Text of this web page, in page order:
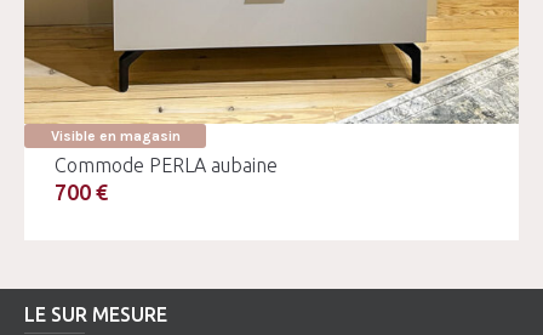
Visible en magasin
Commode PERLA aubaine
700 €
LE SUR MESURE